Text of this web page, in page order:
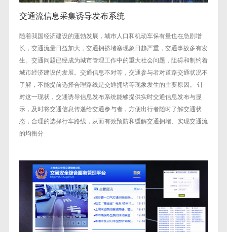
交通流信息采集诱导发布系统
随着我国经济建设的蓬勃发展，城市人口和机动车保有量也在急剧增
长，交通流量日益加大，交通拥挤堵塞现象日趋严重，交通事故多有发
生。交通问题已经成为城市管理工作中的重大社会问题，阻碍和制约着
城市经济建设的发展。交通信息不对等，交通参与者对道路交通状况不
了解，不能提前选择合理路线是交通拥堵等现象发生的主要原因。 针
对这一现状，交通诱导信息发布系统能够提供实时交通信息发布与显
示，及时将交通信息传递给交通参与者，方便出行者随时了解交通状
态，合理的选择行车路线，从而有效预防和缓解交通拥堵、实现交通流
的均衡分